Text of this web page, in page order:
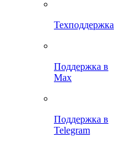
Техподдержка
Поддержка в
Max
Поддержка в
Telegram